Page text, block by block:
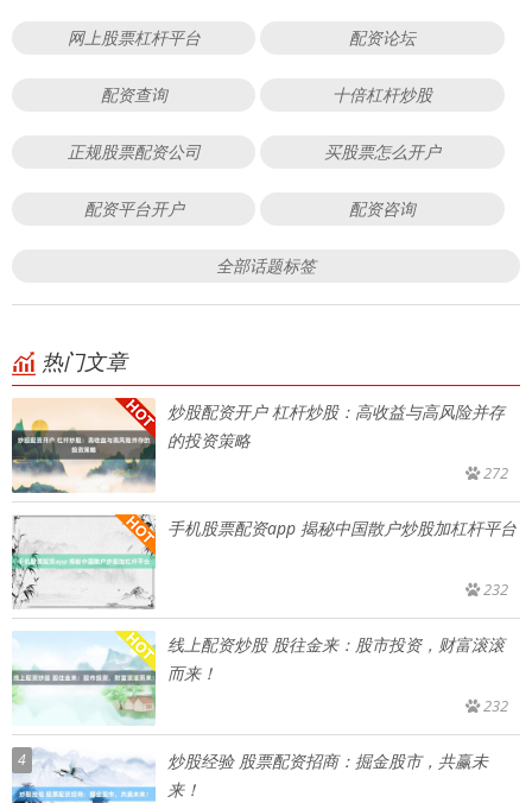
网上股票杠杆平台 配资论坛
配资查询 十倍杠杆炒股
正规股票配资公司 买股票怎么开户
配资平台开户 配资咨询
全部话题标签
热门文章
炒股配资开户 杠杆炒股：高收益与高风险并存
的投资策略
272
手机股票配资app 揭秘中国散户炒股加杠杆平台
232
线上配资炒股 股往金来：股市投资，财富滚滚
而来！
232
4
炒股经验 股票配资招商：掘金股市，共赢未
来！